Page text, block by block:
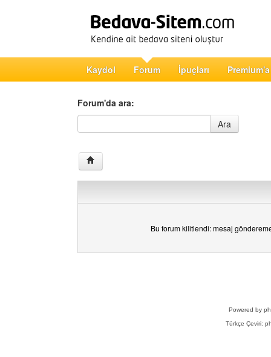
Kaydol Forum İpuçları
Forum'da ara:
Forum'da ara
Ara
Bu forum kilitlendi: mesaj
Powered by
Türkçe Çeviri: